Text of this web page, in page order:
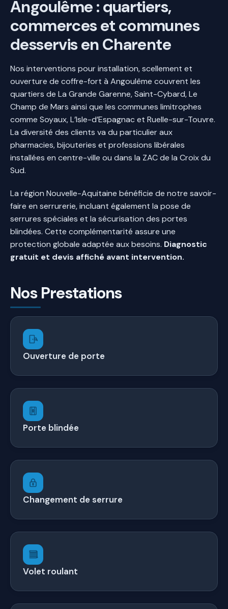
Angoulême : quartiers,
commerces et communes
desservis en Charente
Nos interventions pour installation, scellement et
ouverture de coffre-fort à Angoulême couvrent les
quartiers de La Grande Garenne, Saint-Cybard, Le
Champ de Mars ainsi que les communes limitrophes
comme Soyaux, L’Isle-d’Espagnac et Ruelle-sur-Touvre.
La diversité des clients va du particulier aux
pharmacies, bijouteries et professions libérales
installées en centre-ville ou dans la ZAC de la Croix du
Sud.
La région Nouvelle-Aquitaine bénéficie de notre savoir-
faire en serrurerie, incluant également la pose de
serrures spéciales et la sécurisation des portes
blindées. Cette complémentarité assure une
protection globale adaptée aux besoins. Diagnostic
gratuit et devis affiché avant intervention.
Nos Prestations
Ouverture de porte
Porte blindée
Changement de serrure
Volet roulant